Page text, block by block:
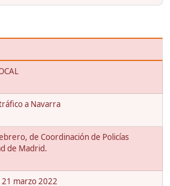
a Navarra
de Coordinación de Policías
de Madrid.
marzo 2022